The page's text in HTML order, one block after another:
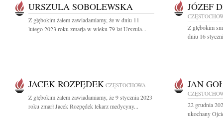
URSZULA SOBOLEWSKA
Z głębokim żalem zawiadamiamy, że w dniu 11
lutego 2023 roku zmarła w wieku 79 lat Urszula...
JÓZEF
Z głębokim
dniu 16
JACEK ROZPĘDEK CZĘSTOCHOWA
Z głębokim żalem zawiadamiamy, że 9 stycznia 2023
roku zmarł Jacek Rozpędek lekarz medycyny...
JAN
22 grudnia
ukochany